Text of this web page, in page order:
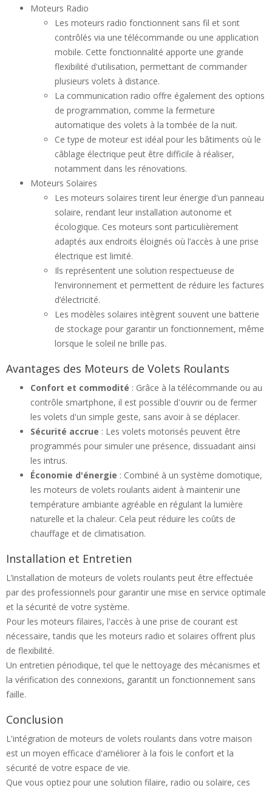
Moteurs Radio
Les moteurs radio fonctionnent sans fil et sont
contrôlés via une télécommande ou une application
mobile. Cette fonctionnalité apporte une grande
flexibilité d'utilisation, permettant de commander
plusieurs volets à distance.
La communication radio offre également des options
de programmation, comme la fermeture
automatique des volets à la tombée de la nuit.
Ce type de moteur est idéal pour les bâtiments où le
câblage électrique peut être difficile à réaliser,
notamment dans les rénovations.
Moteurs Solaires
Les moteurs solaires tirent leur énergie d'un panneau
solaire, rendant leur installation autonome et
écologique. Ces moteurs sont particulièrement
adaptés aux endroits éloignés où l’accès à une prise
électrique est limité.
Ils représentent une solution respectueuse de
l’environnement et permettent de réduire les factures
d’électricité.
Les modèles solaires intègrent souvent une batterie
de stockage pour garantir un fonctionnement, même
lorsque le soleil ne brille pas.
Avantages des Moteurs de Volets Roulants
Confort et commodité : Grâce à la télécommande ou au
contrôle smartphone, il est possible d'ouvrir ou de fermer
les volets d'un simple geste, sans avoir à se déplacer.
Sécurité accrue : Les volets motorisés peuvent être
programmés pour simuler une présence, dissuadant ainsi
les intrus.
Économie d'énergie : Combiné à un système domotique,
les moteurs de volets roulants aident à maintenir une
température ambiante agréable en régulant la lumière
naturelle et la chaleur. Cela peut réduire les coûts de
chauffage et de climatisation.
Installation et Entretien
L’installation de moteurs de volets roulants peut être effectuée
par des professionnels pour garantir une mise en service optimale
et la sécurité de votre système.
Pour les moteurs filaires, l'accès à une prise de courant est
nécessaire, tandis que les moteurs radio et solaires offrent plus
de flexibilité.
Un entretien périodique, tel que le nettoyage des mécanismes et
la vérification des connexions, garantit un fonctionnement sans
faille.
Conclusion
L'intégration de moteurs de volets roulants dans votre maison
est un moyen efficace d'améliorer à la fois le confort et la
sécurité de votre espace de vie.
Que vous optiez pour une solution filaire, radio ou solaire, ces